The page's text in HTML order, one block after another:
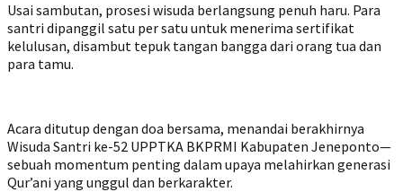
Usai sambutan, prosesi wisuda berlangsung penuh haru. Para
santri dipanggil satu per satu untuk menerima sertifikat
kelulusan, disambut tepuk tangan bangga dari orang tua dan
para tamu.
Acara ditutup dengan doa bersama, menandai berakhirnya
Wisuda Santri ke-52 UPPTKA BKPRMI Kabupaten Jeneponto—
sebuah momentum penting dalam upaya melahirkan generasi
Qur’ani yang unggul dan berkarakter.